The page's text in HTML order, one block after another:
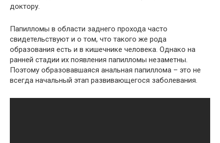
доктору.
Папилломы в области заднего прохода часто
свидетельствуют и о том, что такого же рода
образования есть и в кишечнике человека. Однако на
ранней стадии их появления папилломы незаметны.
Поэтому образовавшаяся анальная папиллома – это не
всегда начальный этап развивающегося заболевания.